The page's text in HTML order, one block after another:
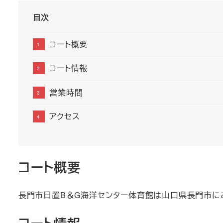
目次
コート概要
コート情報
営業時間
アクセス
コート概要
長門市日置B＆G海洋センター体育館は山口県長門市に